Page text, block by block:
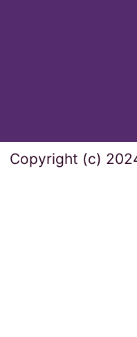
Copyright (c)